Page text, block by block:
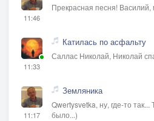
11:46
Прекрасная песня!
11:33
Катилась по асфальту
Саллас Николай, Николай
11:17
Земляника
Qwertysvetka, ну, где-то
было...)